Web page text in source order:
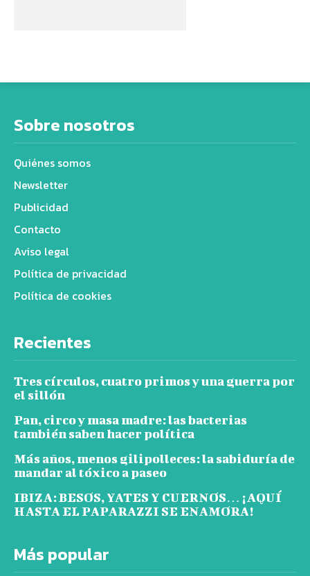
Sobre nosotros
Quiénes somos
Newsletter
Publicidad
Contacto
Aviso legal
Política de privacidad
Política de cookies
Recientes
Tres círculos, cuatro primos y una guerra por
el sillón
Pan, circo y masa madre: las bacterias
también saben hacer política
Más años, menos gilipolleces: la sabiduría de
mandar al tóxico a paseo
IBIZA: BESOS, YATES Y CUERNOS… ¡AQUÍ
HASTA EL PAPARAZZI SE ENAMORA!
Más popular